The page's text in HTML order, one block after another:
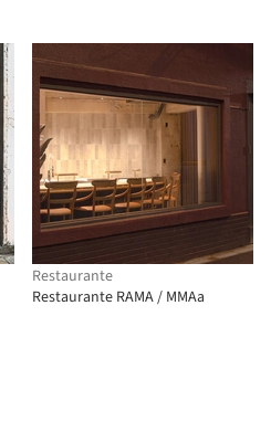
Restaurante
Restaurante RAMA / MMAa